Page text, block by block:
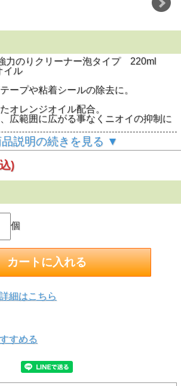
力のりクリーナー泡タイプ 220ml
イル
ープや粘着シールの除去に。
オレンジオイル配合。
広範囲に広がる事なくニオイの抑制に
象物に直接吹きかけても液ダレしにく
カバーする必要がありません。
象物1点に付着するので、ノリの溶解
間が短縮されます。
（布製・紙製）・両面テープ・養生テ
グシール
合は熱を加えて隙間を開け中に本剤を
い。
△ 金属：○ 木部：○ 家具：× ガラ
○ その他塗装：× アクリル樹脂：
の状況によります ×不可です
ご使用の前には必ず下地に影響が無い
説明の続きを見る ▼
)
個
細はこちら
すめる